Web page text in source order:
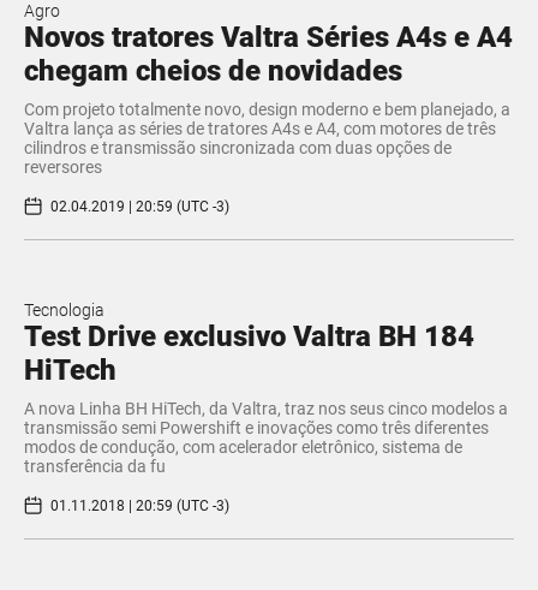
Agro
Novos tratores Valtra Séries A4s e A4
chegam cheios de novidades
Com projeto totalmente novo, design moderno e bem planejado, a
Valtra lança as séries de tratores A4s e A4, com motores de três
cilindros e transmissão sincronizada com duas opções de
reversores
02.04.2019 | 20:59 (UTC -3)
Tecnologia
Test Drive exclusivo Valtra BH 184
HiTech
A nova Linha BH HiTech, da Valtra, traz nos seus cinco modelos a
transmissão semi Powershift e inovações como três diferentes
modos de condução, com acelerador eletrônico, sistema de
transferência da fu
01.11.2018 | 20:59 (UTC -3)